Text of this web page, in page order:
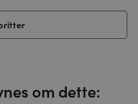
om dette: